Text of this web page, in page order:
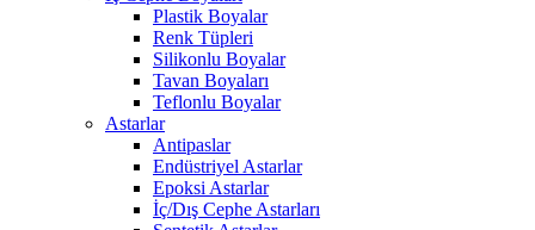
Plastik Boyalar
Renk Tüpleri
Silikonlu Boyalar
Tavan Boyaları
Teflonlu Boyalar
Astarlar
Antipaslar
Endüstriyel Astarlar
Epoksi Astarlar
İç/Dış Cephe Astarları